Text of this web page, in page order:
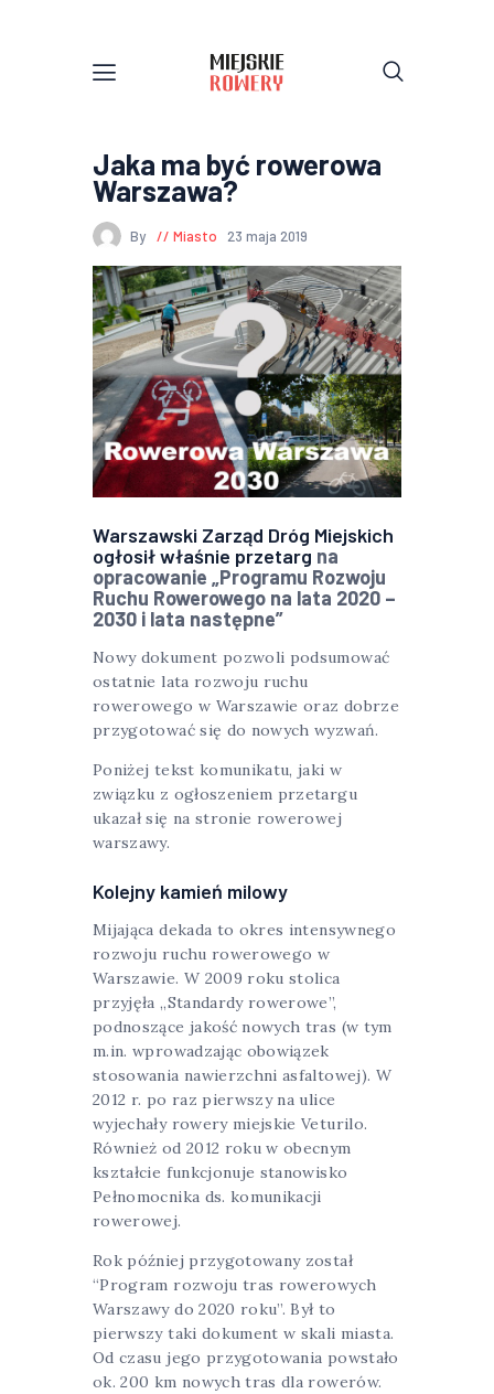
Jaka ma być rowerowa
Warszawa?
By Miasto 23 maja 2019
Warszawski Zarząd Dróg Miejskich
ogłosił właśnie przetarg na
opracowanie „Programu Rozwoju
Ruchu Rowerowego na lata 2020 –
2030 i lata następne”
Nowy dokument pozwoli podsumować
ostatnie lata rozwoju ruchu
rowerowego w Warszawie oraz dobrze
przygotować się do nowych wyzwań.
Poniżej tekst komunikatu, jaki w
związku z ogłoszeniem przetargu
ukazał się na stronie rowerowej
warszawy.
Kolejny kamień milowy
Mijająca dekada to okres intensywnego
rozwoju ruchu rowerowego w
Warszawie. W 2009 roku stolica
przyjęła „Standardy rowerowe”,
podnoszące jakość nowych tras (w tym
m.in. wprowadzając obowiązek
stosowania nawierzchni asfaltowej). W
2012 r. po raz pierwszy na ulice
wyjechały rowery miejskie Veturilo.
Również od 2012 roku w obecnym
kształcie funkcjonuje stanowisko
Pełnomocnika ds. komunikacji
rowerowej.
Rok później przygotowany został
“Program rozwoju tras rowerowych
Warszawy do 2020 roku”. Był to
pierwszy taki dokument w skali miasta.
Od czasu jego przygotowania powstało
ok. 200 km nowych tras dla rowerów.